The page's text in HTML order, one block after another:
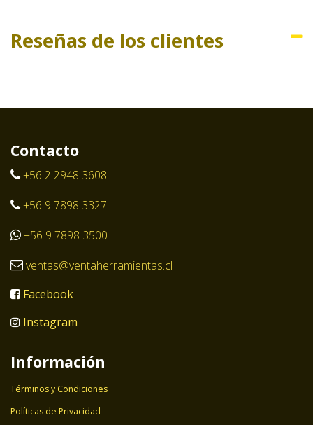
Reseñas de los clientes
Contacto
+56 2 2948 3608
+56 9 7898 3327
+56 9 7898 3500
ventas@ventaherramientas.cl
Facebook
Instagram
Información
Términos y Condiciones
Políticas de Privacidad